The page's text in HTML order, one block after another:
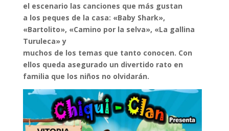
el escenario las canciones que más gustan
a los peques de la casa: «Baby Shark»,
«Bartolito», «Camino por la selva», «La gallina
Turuleca» y
muchos de los temas que tanto conocen. Con
ellos queda asegurado un divertido rato en
familia que los niños no olvidarán.